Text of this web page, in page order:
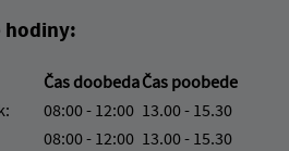
hodiny:
Čas doobedaČas poobede
08:00 - 12:00 13.00 - 15.30
08:00 - 12:00 13.00 - 15.30